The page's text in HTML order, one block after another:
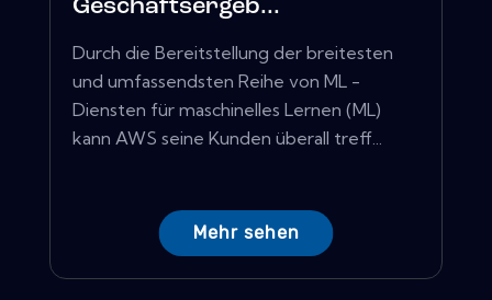
Geschäftsergeb...
Durch die Bereitstellung der breitesten
und umfassendsten Reihe von ML -
Diensten für maschinelles Lernen (ML)
kann AWS seine Kunden überall treff...
Mehr sehen